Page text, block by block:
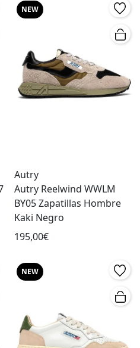
NEW
Autry
Autry Reelwind WWLM
BY05 Zapatillas Hombre
Kaki Negro
195,00€
NEW